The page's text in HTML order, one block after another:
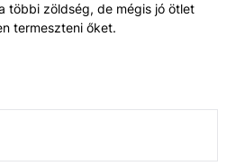
többi zöldség, de mégis jó ötlet
termeszteni őket.